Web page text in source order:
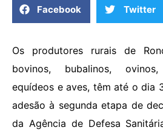
Facebook Twitter
Os produtores rurais de
bovinos, bubalinos,
equídeos e aves, têm até o dia
adesão à segunda etapa de
da Agência de Defesa